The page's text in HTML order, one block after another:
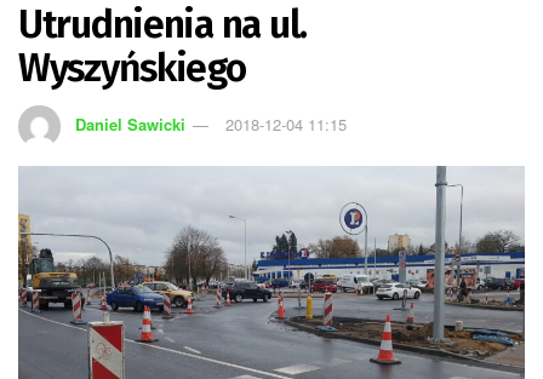
Utrudnienia na ul.
Wyszyńskiego
Daniel Sawicki 2018-12-04 11:15